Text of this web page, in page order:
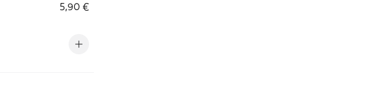
5,90 €